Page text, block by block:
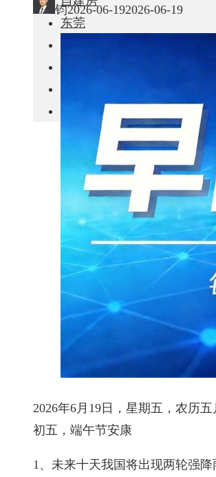
东莞
钧2026-06-192026-06-19
2026年6月19日，星期五，农历五
初五，端午节安康
1、未来十天我国将出现两轮强降